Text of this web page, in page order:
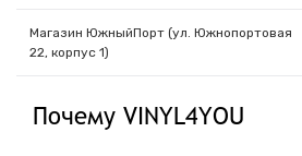
Магазин ЮжныйПорт (ул. Южнопортовая
22, корпус 1)
Почему VINYL4YOU